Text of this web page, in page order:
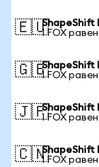
🇪🇺ShapeShift
1 FOX
🇬🇧ShapeShift
1 FOX
🇯🇵ShapeShift
1 FOX
🇨🇳ShapeShift
1 FOX